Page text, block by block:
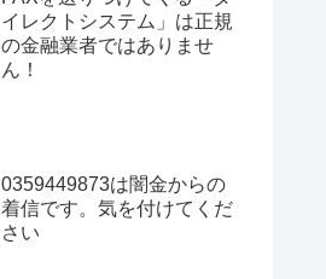
イレクトシステム」は正規
の金融業者ではありませ
ん！
0359449873は闇金からの
着信です。気を付けてくだ
さい